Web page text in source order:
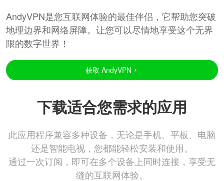
AndyVPN是您互联网体验的最佳伴侣，它帮助您突破
地理边界和网络屏障。让您可以尽情地享受这个无界
限的数字世界！
获取 AndyVPN
下载适合您需求的应用
此应用程序兼容多种设备，无论是手机、平板、电脑
还是智能电视，您都能轻松安装和使用。
通过一次订阅，即可在多个设备上同时连接，享受无
缝的互联网体验。